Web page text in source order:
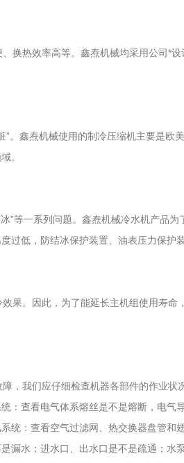
热效率高等。鑫焘机械均采用公司*
”。鑫焘机械使用的制冷压缩机主要是
。
”等一系列问题。鑫焘机械冷水机产品
低，防结冰保护装置、油表压力保护
。因此，为了能延长主机组使用寿
我们应仔细检查机器各部件的作业
：查看电气体系熔丝是不是熔断，电
统：查看空气过滤网、热交换器盘管
漏水；进水口、出水口是不是疏通；